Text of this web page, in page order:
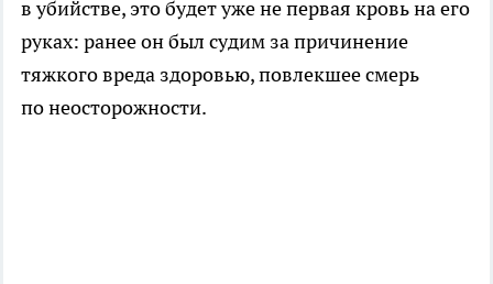
в убийстве, это будет уже не первая кровь на его
руках: ранее он был судим за причинение
тяжкого вреда здоровью, повлекшее смерь
по неосторожности.